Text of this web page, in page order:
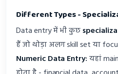
Different Types -
Data entry में भी कुछ
हैं जो थोड़ा अलग skill set या
Numeric Data Entry:यहां